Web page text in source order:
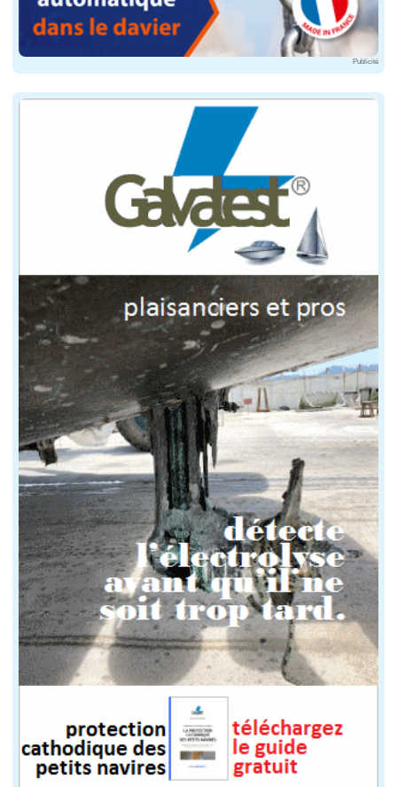
Les quilles sont optimisées et portent mieux leurs
Le marché européen est extrêmement vaste, il
En France, le , fabriqué à La Rochelle, est
Toujours à La Rochelle on trouve la famille des
Les Codes #, de la marque Nantaise Black Pepper,
Tofinou 8 avec son gennaker gréé sur le bout dehors en carbone
Il faudra aussi s'intéresser à la gamme de Saffier
On trouve aussi des croiseurs, même s'ils sont plus
Le Elsa 47 de Baltic Yachts, un classique entièrement construit
Publicité